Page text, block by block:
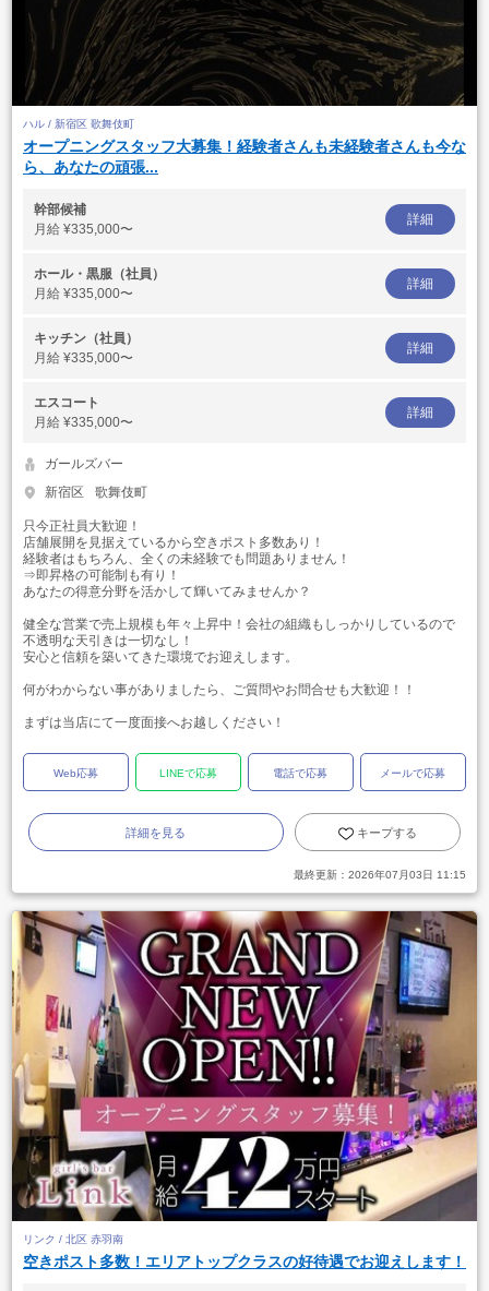
ハル / 新宿区 歌舞伎町
オープニングスタッフ大募集！経験者さんも未経験者さんも今な
ら、あなたの頑張...
幹部候補
月給 ¥335,000〜
詳細
ホール・黒服（社員）
月給 ¥335,000〜
詳細
キッチン（社員）
月給 ¥335,000〜
詳細
エスコート
月給 ¥335,000〜
詳細
ガールズバー
新宿区
歌舞伎町
只今正社員大歓迎！
店舗展開を見据えているから空きポスト多数あり！
経験者はもちろん、全くの未経験でも問題ありません！
⇒即昇格の可能制も有り！
あなたの得意分野を活かして輝いてみませんか？
健全な営業で売上規模も年々上昇中！会社の組織もしっかりしているので
不透明な天引きは一切なし！
安心と信頼を築いてきた環境でお迎えします。
何がわからない事がありましたら、ご質問やお問合せも大歓迎！！
まずは当店にて一度面接へお越しください！
Web応募 LINEで応募 電話で応募 メールで応募
詳細を見る キープする
最終更新： 2026年07月03日 11:15
リンク / 北区 赤羽南
空きポスト多数！エリアトップクラスの好待遇でお迎えします！